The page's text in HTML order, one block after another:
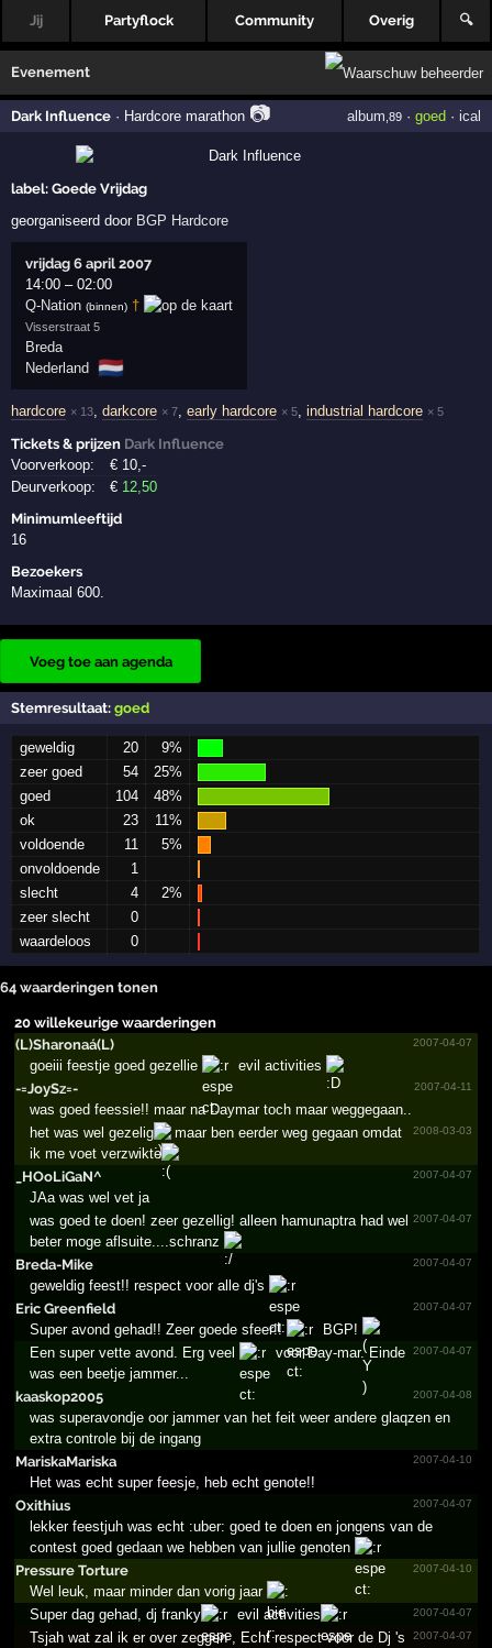
Jij Partyflock Community Overig 🔍
Evenement
Dark Influence · Hardcore marathon 📷 album ,89· goed · ical
label: Goede Vrijdag
georganiseerd door BGP Hardcore
vrijdag 6 april 2007
14:00 –02:00
Q-Nation (binnen) †
Visserstraat 5
Breda
Nederland
🇳🇱
hardcore × 13,darkcore × 7,early hardcore × 5,industrial hardcore × 5
Tickets & prijzen Dark Influence
Voorverkoop:
€ 10 ,-
Deurverkoop:
€ 12 ,50
Minimumleeftijd
16
Bezoekers
Maximaal 600.
Voeg toe aan agenda
Stemresultaat:goed
geweldig 20
9%
zeer goed
54
25%
goed
104
48%
ok
23
11%
voldoende
11
5%
onvoldoende
1
slecht
4
2%
zeer slecht
0
waardeloos
0
64 waarderingen tonen
20 willekeurige waarderingen
(L)Sha­ronaá(­L)
2007-04-07
goeiii feestje goed gezellie
evil activities
-=JoySz=-
2007-04-11
was goed feessie!! maar na Daymar toch maar weggegaan..
2008-03-03
het was wel gezelig
maar ben eerder weg gegaan omdat
ik me voet verzwikte
_HOoLiGaN^
2007-04-07
JAa was wel vet ja
2007-04-07
was goed te doen! zeer gezellig! alleen hamunaptra had wel
beter moge aflsuite....schranz
Breda-Mike
2007-04-07
geweldig feest!! respect voor alle dj's
Eric Greenfield
2007-04-07
Super avond gehad!! Zeer goede sfeer!! BGP!
2007-04-07
Een super vette avond. Erg veel
voor Day-mar. Einde
was een beetje jammer...
kaaskop2005
2007-04-08
was superavondje oor jammer van het feit weer andere glaqzen en
extra controle bij de ingang
Marisk­aMaris­ka
2007-04-10
Het was echt super feesje, heb echt genote!!
Oxithius
2007-04-07
lekker feestjuh was e­cht :uber: goed te doen en jongens van de
cont­est goed gedaan we hebben van jullie genoten
Pressure Torture
2007-04-10
Wel leuk, maar minder dan vorig jaar
2007-04-07
Super dag gehad, dj franky evil activities
2007-04-07
Tsjah wat zal ik er over zeggen , Echt respect voor de Dj 's